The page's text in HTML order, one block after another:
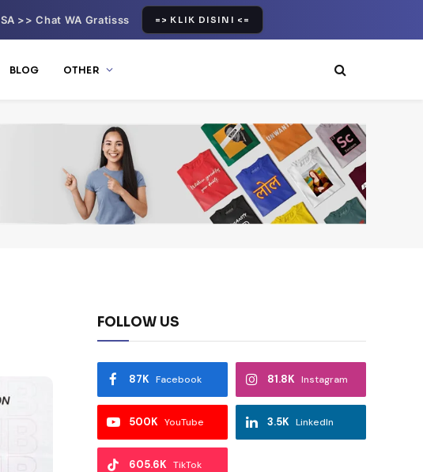
>> Chat WA Gratisss => KLIK DISINI <=
BLOG OTHER
FOLLOW US
Facebook
87K Instagram
81.8K
YouTube
500K LinkedIn
3.5K
TikTok
605.6K